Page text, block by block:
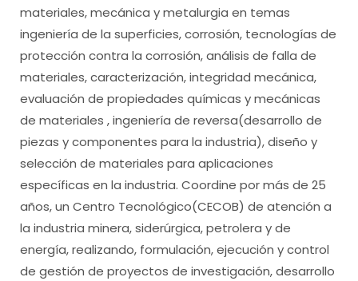
materiales, mecánica y metalurgia en temas
ingeniería de la superficies, corrosión, tecnologías de
protección contra la corrosión, análisis de falla de
materiales, caracterización, integridad mecánica,
evaluación de propiedades químicas y mecánicas
de materiales , ingeniería de reversa(desarrollo de
piezas y componentes para la industria), diseño y
selección de materiales para aplicaciones
específicas en la industria. Coordine por más de 25
años, un Centro Tecnológico(CECOB) de atención a
la industria minera, siderúrgica, petrolera y de
energía, realizando, formulación, ejecución y control
de gestión de proyectos de investigación, desarrollo